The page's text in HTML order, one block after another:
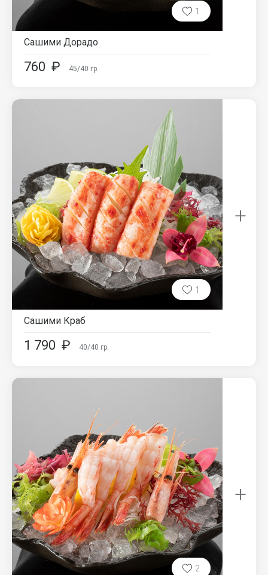
1
Сашими Дорадо
760 ₽ 45/40 гр.
1
Сашими Краб
1 790 ₽ 40/40 гр.
+
2
+